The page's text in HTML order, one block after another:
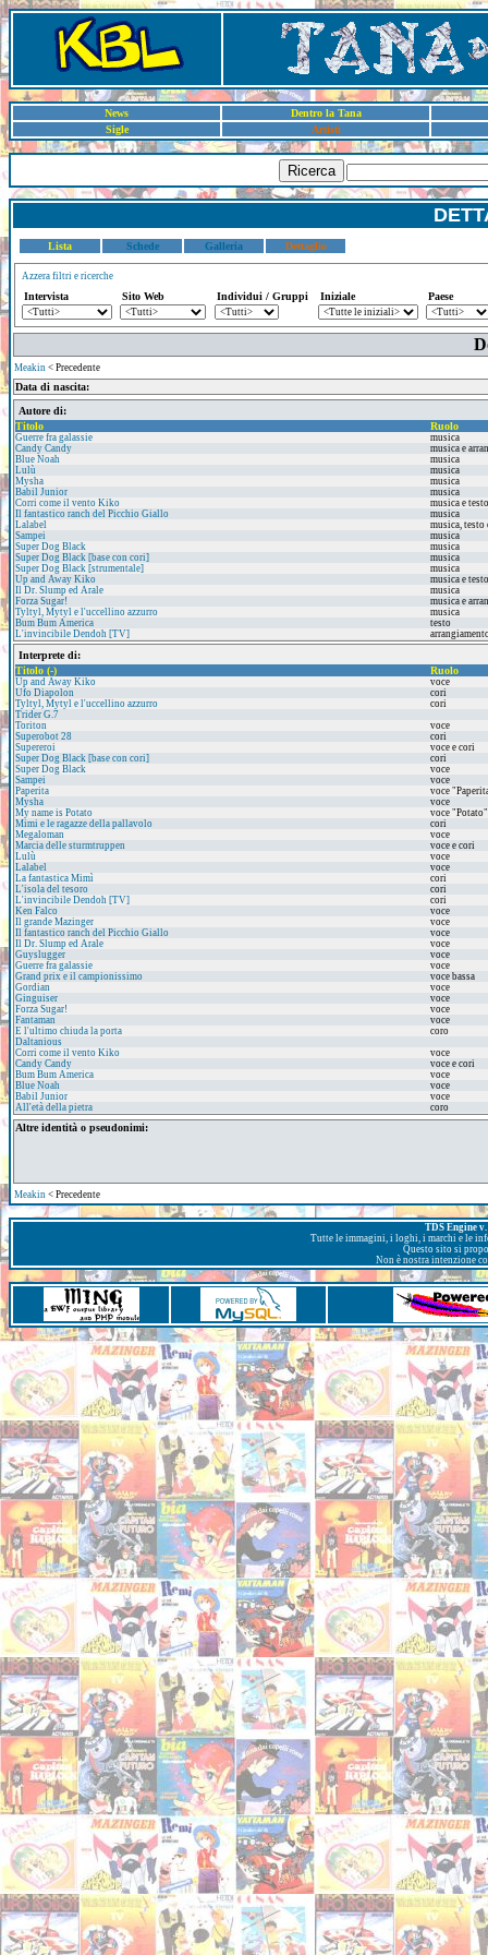
News
Dentro la Tana
Sigle
Artisti
Ricerca
Lista Schede Galleria Dettaglio
Azzera filtri e ricerche
Intervista Sito Web Individui / Gruppi Iniziale Paese
Meakin < Precedente
Data di nascita:
Autore di:
Titolo
Ruolo
Guerre fra galassie
musica
Candy Candy
musica e
Blue Noah
musica
Lulù
musica
Mysha
musica
Babil Junior
musica
Corri come il vento Kiko
musica e testo
Il fantastico ranch del Picchio Giallo
musica
Lalabel
musica, testo
Sampei
musica
Super Dog Black
musica
Super Dog Black [base con cori]
musica
Super Dog Black [strumentale]
musica
Up and Away Kiko
musica e testo
Il Dr. Slump ed Arale
musica
Forza Sugar!
musica e
Tyltyl, Mytyl e l'uccellino azzurro
musica
Bum Bum America
testo
L'invincibile Dendoh [TV]
Interprete di:
Titolo (-)
Ruolo
Up and Away Kiko
voce
Ufo Diapolon
cori
Tyltyl, Mytyl e l'uccellino azzurro
cori
Trider G.7
Toriton
voce
Superobot 28
cori
Supereroi
voce e cori
Super Dog Black [base con cori]
cori
Super Dog Black
voce
Sampei
voce
Paperita
voce
Mysha
voce
My name is Potato
voce "Potato"
Mimi e le ragazze della pallavolo
cori
Megaloman
voce
Marcia delle sturmtruppen
voce e cori
Lulù
voce
Lalabel
voce
La fantastica Mimì
cori
L'isola del tesoro
cori
L'invincibile Dendoh [TV]
cori
Ken Falco
voce
Il grande Mazinger
voce
Il fantastico ranch del Picchio Giallo
voce
Il Dr. Slump ed Arale
voce
Guyslugger
voce
Guerre fra galassie
voce
Grand prix e il campionissimo
voce bassa
Gordian
voce
Ginguiser
voce
Forza Sugar!
voce
Fantaman
voce
E l'ultimo chiuda la porta
coro
Daltanious
Corri come il vento Kiko
voce
Candy Candy
voce e cori
Bum Bum America
voce
Blue Noah
voce
Babil Junior
voce
All'età della pietra
coro
Altre identità o pseudonimi:
Meakin < Precedente
TDS Engine
Tutte le immagini, i loghi, i marchi e le
Questo sito si
Non è nostra intenzione